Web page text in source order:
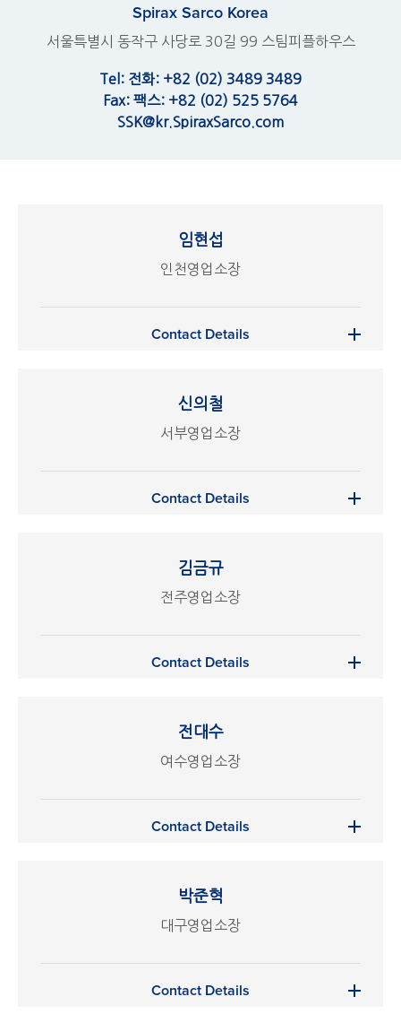
Spirax Sarco Korea
서울특별시 동작구 사당로 30길 99 스팀피플하우스
Tel: 전화: +82 (02) 3489 3489
Fax: 팩스: +82 (02) 525 5764
SSK@kr.SpiraxSarco.com
임현섭
인천영업소장
Contact Details
신의철
서부영업소장
Contact Details
김금규
전주영업소장
Contact Details
전대수
여수영업소장
Contact Details
박준혁
대구영업소장
Contact Details